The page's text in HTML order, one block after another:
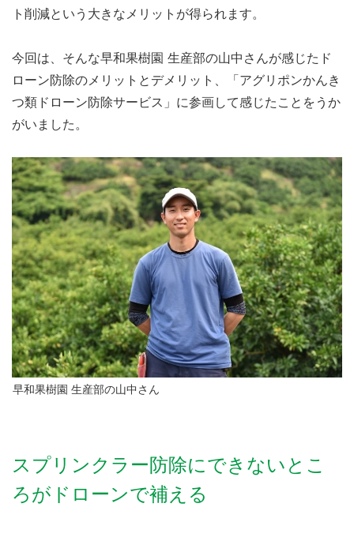
ト削減という大きなメリットが得られます。
今回は、そんな早和果樹園 生産部の山中さんが感じたド
ローン防除のメリットとデメリット、「アグリポンかんき
つ類ドローン防除サービス」に参画して感じたことをうか
がいました。
早和果樹園 生産部の山中さん
スプリンクラー防除にできないとこ
ろがドローンで補える